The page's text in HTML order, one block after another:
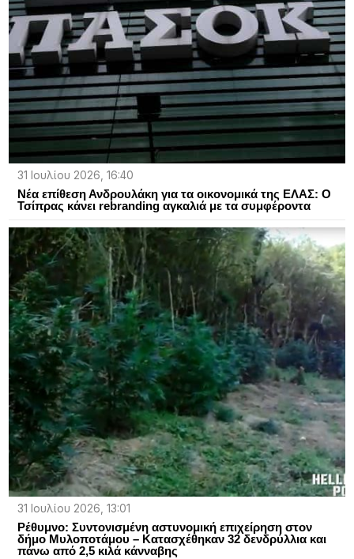
31 Ιουλίου 2026, 16:40
Νέα επίθεση Ανδρουλάκη για τα οικονομικά της ΕΛΑΣ: Ο
Τσίπρας κάνει rebranding αγκαλιά με τα συμφέροντα
31 Ιουλίου 2026, 13:01
Ρέθυμνο: Συντονισμένη αστυνομική επιχείρηση στον
δήμο Μυλοποτάμου – Κατασχέθηκαν 32 δενδρύλλια και
πάνω από 2,5 κιλά κάνναβης